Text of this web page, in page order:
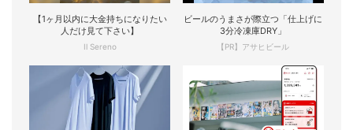
【1ヶ月以内に大金持ちになりたい
人だけ見て下さい】
Il Sereno
ビールのうまさが際立つ「仕上げに
3分冷凍庫DRY」
【PR】アサヒビール